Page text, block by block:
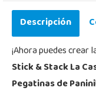
Descripción
¡Ahora puedes crear
Stick & Stack La
Pegatinas de Panini!